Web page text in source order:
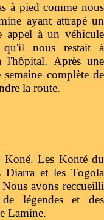
à pied comme nous
ayant attrapé un
appel à un véhicule
qu'il nous restait à
l'hôpital. Après une
complète de
la route.
Koné. Les Konté du
Diarra et les Togola
avons reccueilli
légendes et des
Lamine.